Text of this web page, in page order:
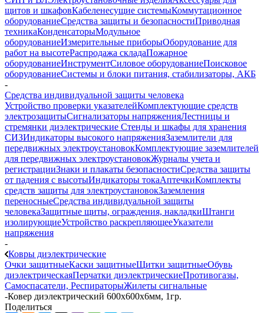
щитов и шкафовКабеленесущие системыКоммутационное
оборудованиеСредства защиты и безопасностиПриводная
техникаКонденсаторыМодульное
оборудованиеИзмерительные приборыОборудование для
работ на высотеРаспродажа складаПожарное
оборудованиеИнструментСиловое оборудованиеПоисковое
оборудованиеСистемы и блоки питания, стабилизаторы, АКБ
-
Средства индивидуальной защиты человека
Устройство проверки указателейКомплектующие средств
электрозащитыСигнализаторы напряженияЛестницы и
стремянки диэлектрические Стенды и шкафы для хранения
СИЗИндикаторы высокого напряженияЗаземлители для
передвижных электроустановокКомплектующие заземлителей
для передвижных электроустановокЖурналы учета и
регистрацииЗнаки и плакаты безопасностиСредства защиты
от падения с высотыИндикаторы токаАптечкиКомплекты
средств защиты для электроустановокЗаземления
переносныеСредства индивидуальной защиты
человекаЗащитные щиты, ограждения, накладкиШтанги
изолирующиеУстройство раскрепляющееУказатели
напряжения
-
Ковры диэлектрические
Очки защитныеКаски защитныеЩитки защитныеОбувь
диэлектрическаяПерчатки диэлектрическиеПротивогазы,
Самоспасатели, РеспираторыЖилеты сигнальные
-Ковер диэлектрический 600х600х6мм, 1гр.
Поделиться